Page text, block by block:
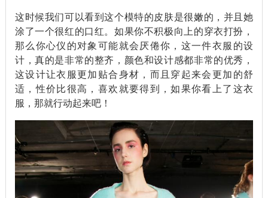
这时候我们可以看到这个模特的皮肤是很嫩的，并且她
涂了一个很红的口红。如果你不积极向上的穿衣打扮，
那么你心仪的对象可能就会厌倦你，这一件衣服的设
计，真的是非常的整齐，颜色和设计感都非常的优秀，
这设计让衣服更加贴合身材，而且穿起来会更加的舒
适，性价比很高，喜欢就要得到，如果你看上了这衣
服，那就行动起来吧！